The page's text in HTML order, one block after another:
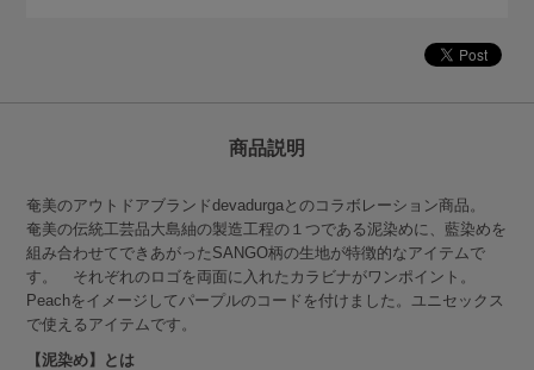
商品説明
奄美のアウトドアブランドdevadurgaとのコラボレーション商品。
奄美の伝統工芸品大島紬の製造工程の１つである泥染めに、藍染めを
組み合わせてできあがったSANGO柄の生地が特徴的なアイテムで
す。 それぞれのロゴを両面に入れたカラビナがワンポイント。
Peachをイメージしてパープルのコードを付けました。ユニセックス
で使えるアイテムです。
【泥染め】とは